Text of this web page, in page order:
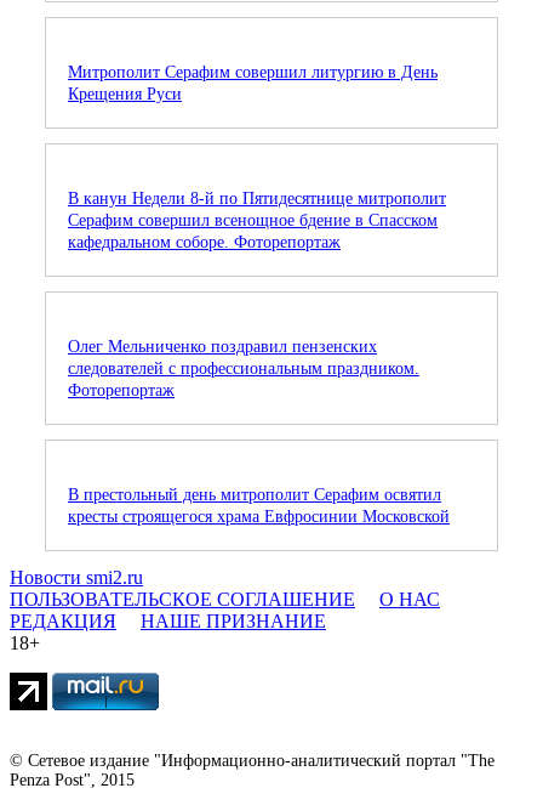
Митрополит Серафим совершил литургию в День
Крещения Руси
В канун Недели 8-й по Пятидесятнице митрополит
Серафим совершил всенощное бдение в Спасском
кафедральном соборе. Фоторепортаж
Олег Мельниченко поздравил пензенских
следователей с профессиональным праздником.
Фоторепортаж
В престольный день митрополит Серафим освятил
кресты строящегося храма Евфросинии Московской
Новости smi2.ru
ПОЛЬЗОВАТЕЛЬСКОЕ СОГЛАШЕНИЕ
О НАС
РЕДАКЦИЯ
НАШЕ ПРИЗНАНИЕ
18+
© Сетевое издание "Информационно-аналитический портал "The
Penza Post", 2015